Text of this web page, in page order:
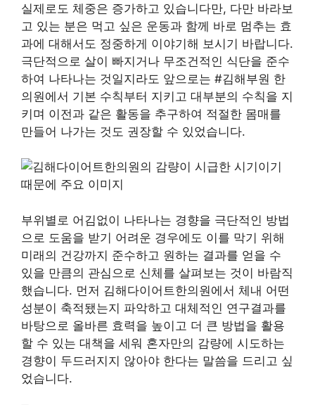
실제로도 체중은 증가하고 있습니다만, 다만 바라보
고 있는 분은 먹고 싶은 운동과 함께 바로 멈추는 효
과에 대해서도 정중하게 이야기해 보시기 바랍니다.
극단적으로 살이 빠지거나 무조건적인 식단을 준수
하여 나타나는 것일지라도 앞으로는 #김해부원 한
의원에서 기본 수칙부터 지키고 대부분의 수칙을 지
키며 이전과 같은 활동을 추구하여 적절한 몸매를
만들어 나가는 것도 권장할 수 있었습니다.
부위별로 어김없이 나타나는 경향을 극단적인 방법
으로 도움을 받기 어려운 경우에도 이를 막기 위해
미래의 건강까지 준수하고 원하는 결과를 얻을 수
있을 만큼의 관심으로 신체를 살펴보는 것이 바람직
했습니다. 먼저 김해다이어트한의원에서 체내 어떤
성분이 축적됐는지 파악하고 대체적인 연구결과를
바탕으로 올바른 효력을 높이고 더 큰 방법을 활용
할 수 있는 대책을 세워 혼자만의 감량에 시도하는
경향이 두드러지지 않아야 한다는 말씀을 드리고 싶
었습니다.